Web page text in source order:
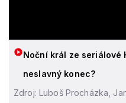
Noční král ze seriálové
neslavný konec?
Zdroj: Luboš Procházka,